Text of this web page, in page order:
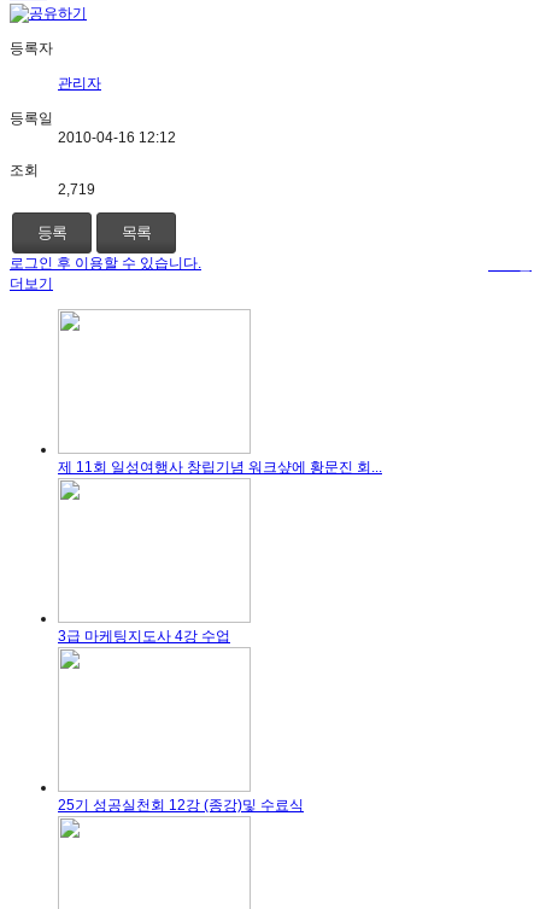
등록자
관리자
등록일
2010-04-16 12:12
조회
2,719
등록 목록
로그인 후 이용할 수 있습니다.
더보기
제 11회 일성여행사 창립기념 워크샾에 황문진 회...
3급 마케팅지도사 4강 수업
25기 성공실천회 12강 (종강)및 수료식